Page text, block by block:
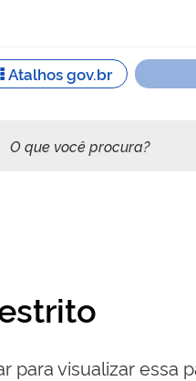
para visualizar essa